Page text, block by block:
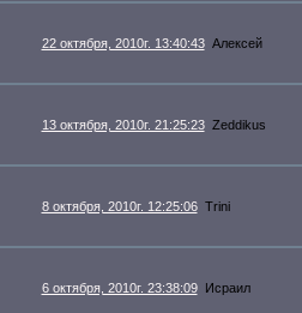
22 октября, 2010г. 13:40:43 Алексей
13 октября, 2010г. 21:25:23 Zeddikus
8 октября, 2010г. 12:25:06 Trini
6 октября, 2010г. 23:38:09 Исраил